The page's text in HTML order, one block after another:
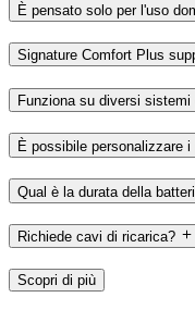
È pensato solo per l'uso
Signature Comfort Plus
Funziona su diversi sistemi
È possibile personalizzare i
Qual è la durata della
Richiede cavi di ricarica?
Scopri di più